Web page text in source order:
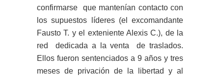
confirmarse que mantenían contacto con
los supuestos líderes (el excomandante
Fausto T. y el exteniente Alexis C.), de la
red dedicada a la venta de traslados.
Ellos fueron sentenciados a 9 años y tres
meses de privación de la libertad y al